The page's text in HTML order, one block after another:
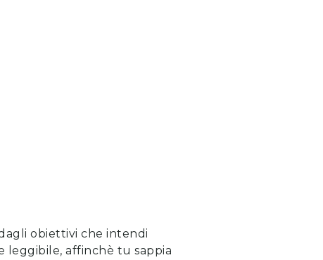
obiettivi che intendi
leggibile, affinchè tu sappia